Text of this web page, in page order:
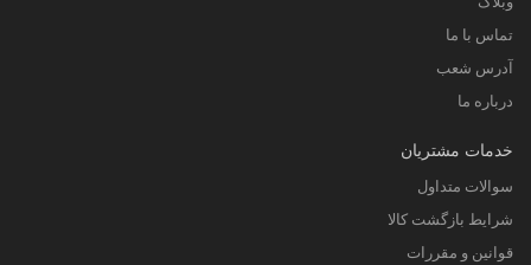
تماس با ما
آدرس شعب
درباره ما
خدمات مشتریان
سوالات متداول
شرایط بازگشت کالا
قوانین و مقررات